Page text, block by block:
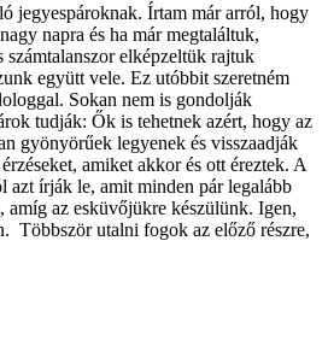
jegyespároknak. Írtam már arról, hogy
napra és ha már megtaláltuk,
számtalanszor elképzeltük rajtuk
együtt vele. Ez utóbbit szeretném
Sokan nem is gondolják
tudják: Ők is tehetnek azért, hogy az
gyönyörűek legyenek és visszaadják
amiket akkor és ott éreztek. A
azt írják le, amit minden pár legalább
amíg az esküvőjükre készülünk. Igen,
Többször utalni fogok az előző részre,